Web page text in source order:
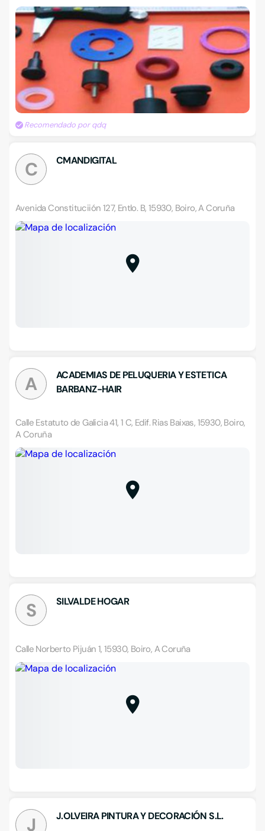
Recomendado por qdq
C CMANDIGITAL
Avenida Constituciión 127, Entlo. B, 15930, Boiro, A Coruña
A
ACADEMIAS DE PELUQUERIA Y ESTETICA
BARBANZ-HAIR
Calle Estatuto de Galicia 41, 1 C, Edif. Rias Baixas, 15930, Boiro,
A Coruña
S SILVALDE HOGAR
Calle Norberto Pijuán 1, 15930, Boiro, A Coruña
J J.OLVEIRA PINTURA Y DECORACIÓN S.L.